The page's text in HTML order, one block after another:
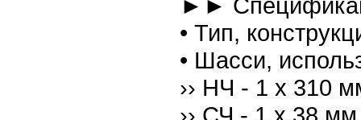
• Тип,
• Шасси,
›› НЧ - 1 х 310
›› СЧ - 1 х 38